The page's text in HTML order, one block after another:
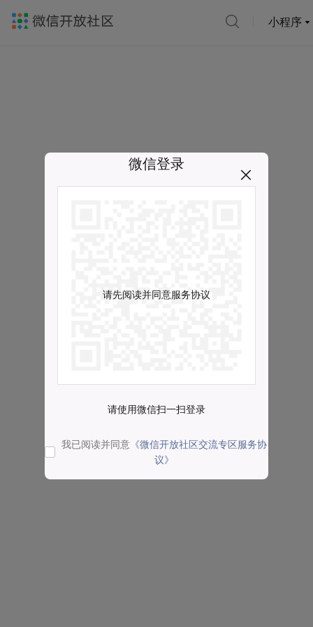
小程序
微信登录
请先阅读并同意服务协议
请使用微信扫一扫登录
我已阅读并同意 《微信开放社区交流专区服务协
议》